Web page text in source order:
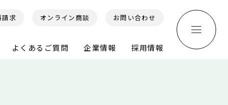
請求 オンライン商談 お問い合わせ
よくあるご質問 企業情報 採用情報